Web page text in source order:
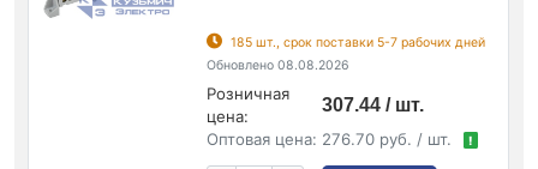
185 шт., срок поставки 5-7 рабочих дней
Обновлено 08.08.2026
Розничная
цена:
307.44 / шт.
Оптовая цена: 276.70 руб. / шт. !